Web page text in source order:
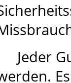
Jeder